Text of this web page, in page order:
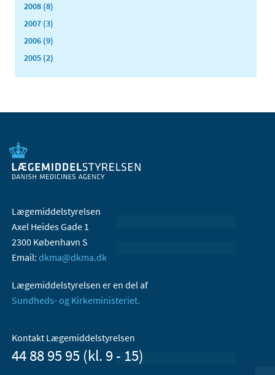
2008 (8)
2007 (3)
2006 (9)
2005 (2)
Lægemiddelstyrelsen
Axel Heides Gade 1
2300 København S
Email: dkma@dkma.dk
Lægemiddelstyrelsen er en del af
Sundheds- og Kirkeministeriet.
Kontakt Lægemiddelstyrelsen
44 88 95 95 (kl. 9 - 15)